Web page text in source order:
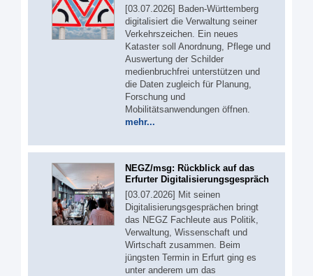
[03.07.2026] Baden-Württemberg
digitalisiert die Verwaltung seiner
Verkehrszeichen. Ein neues
Kataster soll Anordnung, Pflege und
Auswertung der Schilder
medienbruchfrei unterstützen und
die Daten zugleich für Planung,
Forschung und
Mobilitätsanwendungen öffnen.
mehr...
NEGZ/msg: Rückblick auf das
Erfurter Digitalisierungsgespräch
[03.07.2026] Mit seinen
Digitalisierungsgesprächen bringt
das NEGZ Fachleute aus Politik,
Verwaltung, Wissenschaft und
Wirtschaft zusammen. Beim
jüngsten Termin in Erfurt ging es
unter anderem um das